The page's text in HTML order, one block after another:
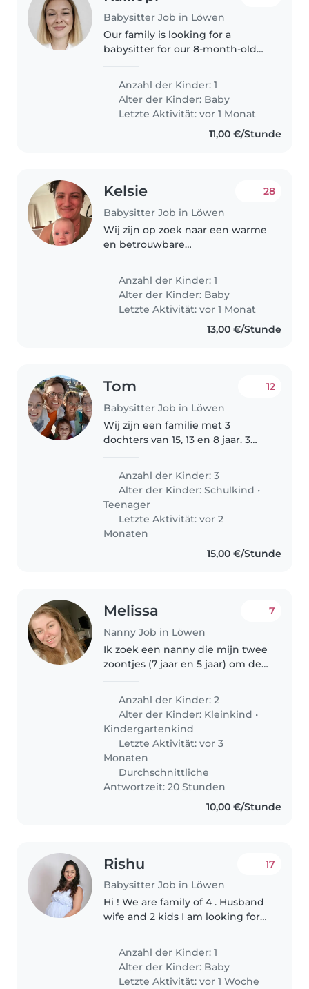
Babysitter Job in Löwen
Our family is looking for a
babysitter for our 8-month-old
he is sick and unable to attend
daycare. I work as a nurse, so my
work schedule varies from..
Anzahl der Kinder: 1
Alter der Kinder: Baby
Letzte Aktivität: vor 1 Monat
11,00 €/Stunde
Kelsie
Babysitter Job in Löwen
28
Wij zijn op zoek naar een warme
en betrouwbare
energieke, spraakzame en
speelse baby. Ons gezin
waardeert een vriendelijke en
veilige omgeving, en we hopen..
Anzahl der Kinder: 1
Alter der Kinder: Baby
Letzte Aktivität: vor 1 Monat
13,00 €/Stunde
Tom
Babysitter Job in Löwen
12
Wij zijn een familie met 3
dochters van 15, 13 en 8 jaar. 3
onze jongste dochter zoeken we
iemand om haar op te vangen
na school tot aan het
avondeten...
Anzahl der Kinder: 3
Alter der Kinder:Schulkind •
Teenager
Letzte Aktivität: vor 2
Monaten
15,00 €/Stunde
Melissa
Nanny Job in Löwen
7
Ik zoek een nanny die mijn twee
zoontjes (7 jaar en 5 jaar) om de
halen. Het gaat over donderdag
en vrijdag. Ik ben een..
Anzahl der Kinder: 2
Alter der Kinder: Kleinkind •
Kindergartenkind
Letzte Aktivität: vor 3
Monaten
Durchschnittliche
Antwortzeit: 20 Stunden
10,00 €/Stunde
Rishu
Babysitter Job in Löwen
17
Hi ! We are family of 4 . Husband
wife and 2 kids I am looking for
help with my younger one. We
both are full work time parents ,
so need some one..
Anzahl der Kinder: 1
Alter der Kinder: Baby
Letzte Aktivität: vor 1 Woche